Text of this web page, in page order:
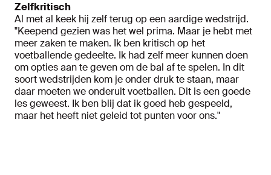
Zelfkritisch
Al met al keek hij zelf terug op een aardige wedstrijd.
"Keepend gezien was het wel prima. Maar je hebt met
meer zaken te maken. Ik ben kritisch op het
voetballende gedeelte. Ik had zelf meer kunnen doen
om opties aan te geven om de bal af te spelen. In dit
soort wedstrijden kom je onder druk te staan, maar
daar moeten we onderuit voetballen. Dit is een goede
les geweest. Ik ben blij dat ik goed heb gespeeld,
maar het heeft niet geleid tot punten voor ons."